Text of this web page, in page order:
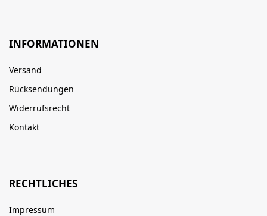
INFORMATIONEN
Versand
Rücksendungen
Widerrufsrecht
Kontakt
RECHTLICHES
Impressum